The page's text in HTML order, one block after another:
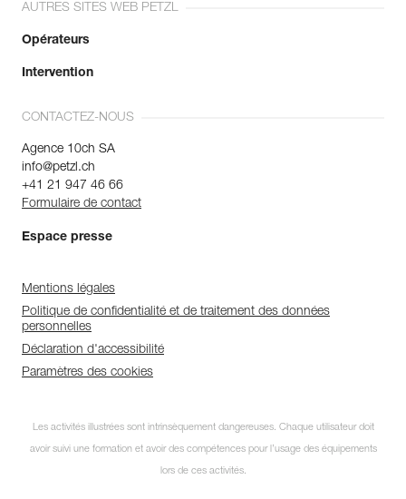
AUTRES SITES WEB PETZL
Opérateurs
Intervention
CONTACTEZ-NOUS
Agence 10ch SA
info@petzl.ch
+41 21 947 46 66
Formulaire de contact
Espace presse
Mentions légales
Politique de confidentialité et de traitement des données
personnelles
Déclaration d'accessibilité
Paramètres des cookies
Les activités illustrées sont intrinsèquement dangereuses. Chaque utilisateur doit
avoir suivi une formation et avoir des compétences pour l’usage des équipements
lors de ces activités.